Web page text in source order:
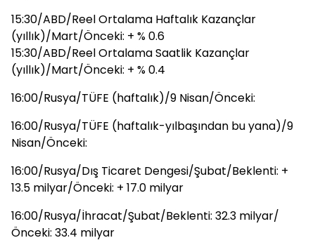
15:30/ABD/Reel Ortalama Haftalık Kazançlar
(yıllık)/Mart/Önceki: + % 0.6
15:30/ABD/Reel Ortalama Saatlik Kazançlar
(yıllık)/Mart/Önceki: + % 0.4
16:00/Rusya/TÜFE (haftalık)/9 Nisan/Önceki:
16:00/Rusya/TÜFE (haftalık-yılbaşından bu yana)/9
Nisan/Önceki:
16:00/Rusya/Dış Ticaret Dengesi/Şubat/Beklenti: +
13.5 milyar/Önceki: + 17.0 milyar
16:00/Rusya/İhracat/Şubat/Beklenti: 32.3 milyar/
Önceki: 33.4 milyar